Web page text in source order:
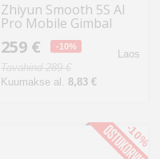
Zhiyun Smooth 5S AI
Pro Mobile Gimbal
259 € -10%
Tavahind 289 €
Kuumakse al. 8,83 €
Laos
-10%